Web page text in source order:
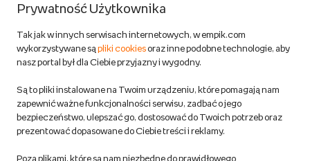
Kariera
Partner Handlowy
Empik Selfpublishing
Nasze produkty
EmpikPlace (Marketplace)
Pomoc dla Sprzedawców
Outlet Empik
Twoje konto
Śledź zamówienie
Produkty cyfrowe
Biznes
Pomoc
Prywatność Użytkownika
Tak jak w innych serwisach internetowych, w empik.com
wykorzystywane sąpliki cookiesoraz inne podobne technologie, aby
nasz portal był dla Ciebie przyjazny i wygodny.
Są to pliki instalowane na Twoim urządzeniu, które pomagają nam
zapewnić ważne funkcjonalności serwisu, zadbać o jego
bezpieczeństwo, ulepszać go, dostosować do Twoich potrzeb oraz
prezentować dopasowane do Ciebie treści i reklamy.